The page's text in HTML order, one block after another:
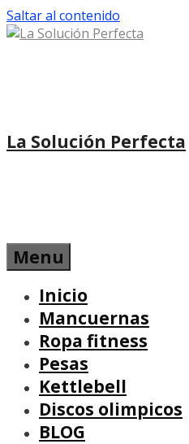
Saltar al contenido
La Solución Perfecta
Menu
Inicio
Mancuernas
Ropa fitness
Pesas
Kettlebell
Discos olimpicos
BLOG